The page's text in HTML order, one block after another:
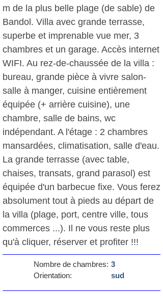
m de la plus belle plage (de sable) de
Bandol. Villa avec grande terrasse,
superbe et imprenable vue mer, 3
chambres et un garage. Accès internet
WIFI. Au rez-de-chaussée de la villa :
bureau, grande pièce à vivre salon-
salle à manger, cuisine entièrement
équipée (+ arrière cuisine), une
chambre, salle de bains, wc
indépendant. A l'étage : 2 chambres
mansardées, climatisation, salle d'eau.
La grande terrasse (avec table,
chaises, transats, grand parasol) est
équipée d'un barbecue fixe. Vous ferez
absolument tout à pieds au départ de
la villa (plage, port, centre ville, tous
commerces ...). Il ne vous reste plus
qu'à cliquer, réserver et profiter !!!
Nombre de chambres: 3
Orientation:
sud